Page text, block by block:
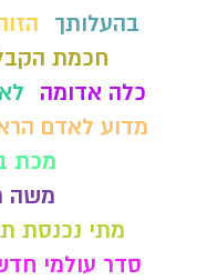
בהעלותך
חכמת
כלה אדומה
מדוע לאדם
מכת
משה
מתי נכנסת
סדר עולמי